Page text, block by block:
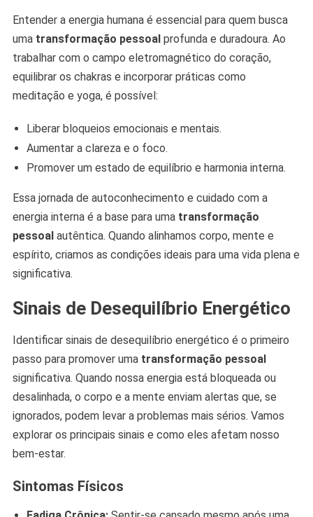
Entender a energia humana é essencial para quem busca
uma transformação pessoalprofunda e duradoura. Ao
trabalhar com o campo eletromagnético do coração,
equilibrar os chakras e incorporar práticas como
meditação e yoga, é possível:
Liberar bloqueios emocionais e mentais.
Aumentar a clareza e o foco.
Promover um estado de equilíbrio e harmonia interna.
Essa jornada de autoconhecimento e cuidado com a
energia interna é a base para uma transformação
pessoalautêntica. Quando alinhamos corpo, mente e
espírito, criamos as condições ideais para uma vida plena e
significativa.
Sinais de Desequilíbrio Energético
Identificar sinais de desequilíbrio energético é o primeiro
passo para promover uma transformação pessoal
significativa. Quando nossa energia está bloqueada ou
desalinhada, o corpo e a mente enviam alertas que, se
ignorados, podem levar a problemas mais sérios. Vamos
explorar os principais sinais e como eles afetam nosso
bem-estar.
Sintomas Físicos